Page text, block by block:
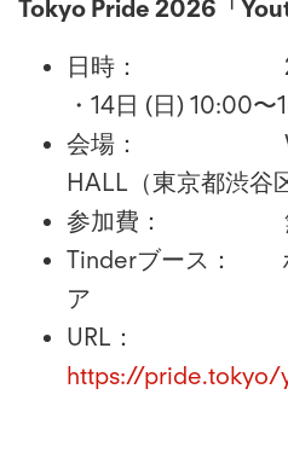
Tokyo Pride 2026「
日時： 2026
・14日 (日) 10:00〜
会場： WITH
HALL（東京都渋谷
参加費：
Tinderブース：
ア
URL：
https://